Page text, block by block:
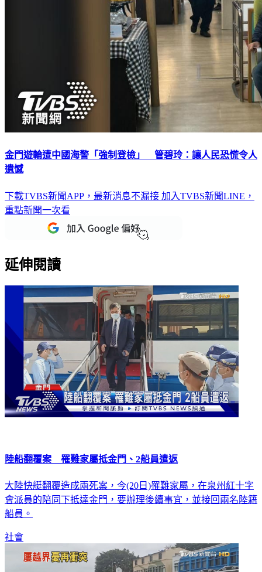
金門遊輪遭中國海警「強制登檢」 管碧玲：讓人民恐慌令人
遺憾
下載TVBS新聞APP，最新消息不漏接 加入TVBS新聞LINE，
重點新聞一次看
延伸閱讀
陸船翻覆案 罹難家屬抵金門、2船員遣返
大陸快艇翻覆造成兩死案，今(20日)罹難家屬，在泉州紅十字
會派員的陪同下抵達金門，要辦理後續事宜，並接回兩名陸籍
船員。
社會